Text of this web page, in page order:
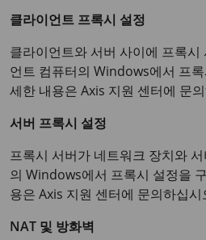
클라이언트 프록시 설정
클라이언트와 서버 사이에 프록시
언트 컴퓨터의 Windows에서 프
세한 내용은 Axis 지원 센터에 문
서버 프록시 설정
프록시 서버가 네트워크 장치와
의 Windows에서 프록시 설정을
용은 Axis 지원 센터에 문의하십시
NAT 및 방화벽